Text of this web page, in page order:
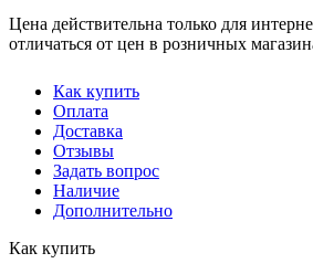
Цена действительна только для
отличаться от цен в розничных
Как купить
Оплата
Доставка
Отзывы
Задать вопрос
Наличие
Дополнительно
Как купить